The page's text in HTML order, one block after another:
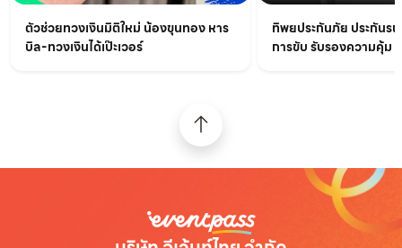
ตัวช่วยทวงเงินมิติใหม่ น้องขุนทอง หาร
บิล-ทวงเงินได้เป๊ะเวอร์
ทิพยประกันภัย ประกันร
การขับ รับรองความคุ้ม !!